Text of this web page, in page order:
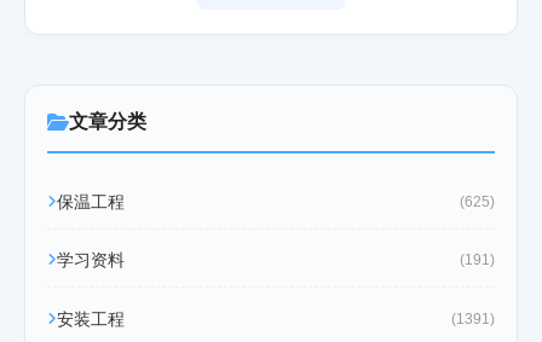
文章分类
保温工程 (625)
学习资料 (191)
安装工程 (1391)